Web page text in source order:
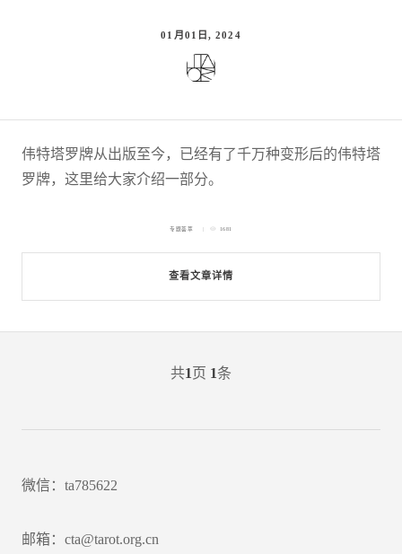
01月01日, 2024
伟特塔罗牌从出版至今，已经有了千万种变形后的伟特塔
罗牌，这里给大家介绍一部分。
查看文章详情
专题荟萃 1681
共1 页 1条
微信：ta785622
邮箱：cta@tarot.org.cn